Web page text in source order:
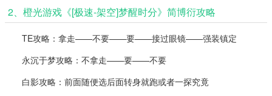
2、橙光游戏《[极速-架空]梦醒时分》简博衍攻略
TE攻略：拿走——不要——要——接过眼镜——强装镇定
永沉于梦攻略：不拿走——要——不要
白影攻略：前面随便选后面转身就跑或者一探究竟